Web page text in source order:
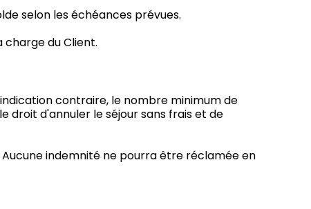
selon les échéances prévues.
du Client.
contraire, le nombre minimum de
droit d'annuler le séjour sans frais et de
indemnité ne pourra être réclamée en